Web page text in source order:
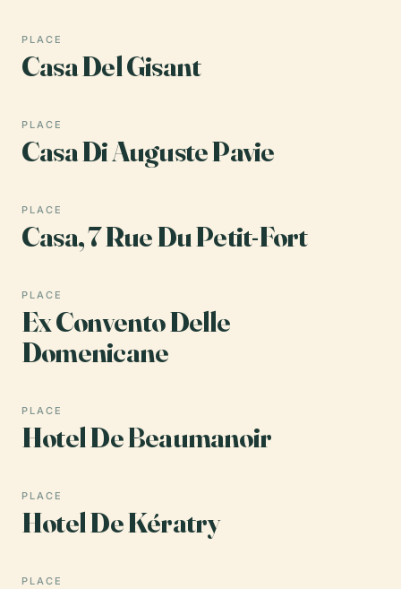
PLACE
Casa Del Gisant
PLACE
Casa Di Auguste Pavie
PLACE
Casa, 7 Rue Du Petit-Fort
PLACE
Ex Convento Delle
Domenicane
PLACE
Hotel De Beaumanoir
PLACE
Hotel De Kératry
PLACE